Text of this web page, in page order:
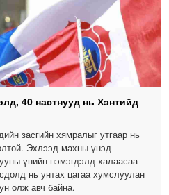
40 настнууд нь Хэнтийд
засгийн хямралыг утгаар нь
Эхлээд махны үнэд
үнийн нэмэгдэлд халаасаа
нь унтах цагаа хумслуулан
олж авч байна.